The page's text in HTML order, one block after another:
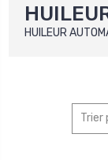
HUILEUR
Trier